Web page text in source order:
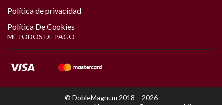
Política de privacidad
Política De Cookies
MÉTODOS DE PAGO
© DobleMagnum 2018 – 2026